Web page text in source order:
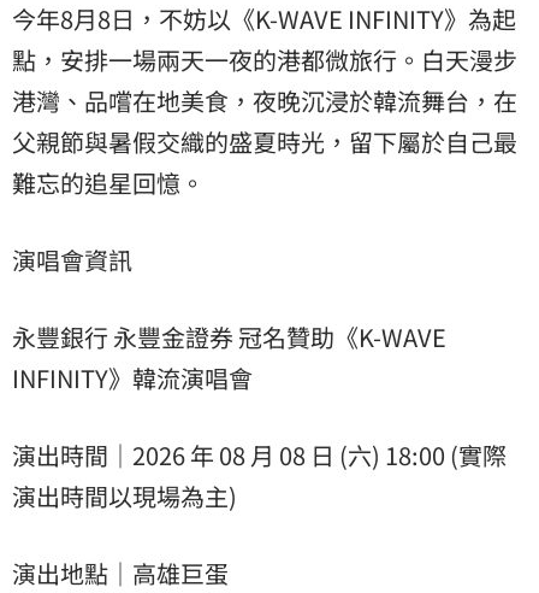
今年8月8日，不妨以《K-WAVE INFINITY》為起
點，安排一場兩天一夜的港都微旅行。白天漫步
港灣、品嚐在地美食，夜晚沉浸於韓流舞台，在
父親節與暑假交織的盛夏時光，留下屬於自己最
難忘的追星回憶。
演唱會資訊
永豐銀行 永豐金證券 冠名贊助《K-WAVE
INFINITY》韓流演唱會
演出時間｜2026 年 08 月 08 日 (六) 18:00 (實際
演出時間以現場為主)
演出地點｜高雄巨蛋